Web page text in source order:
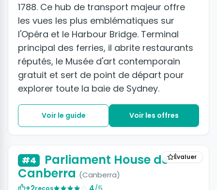
1788. Ce hub de transport majeur offre
les vues les plus emblématiques sur
l'Opéra et le Harbour Bridge. Terminal
principal des ferries, il abrite restaurants
réputés, le Musée d'art contemporain
gratuit et sert de point de départ pour
explorer toute la baie de Sydney.
Voir le guide Voir les offres
Évaluer
#4
Parliament House de
Canberra (Canberra)
recos